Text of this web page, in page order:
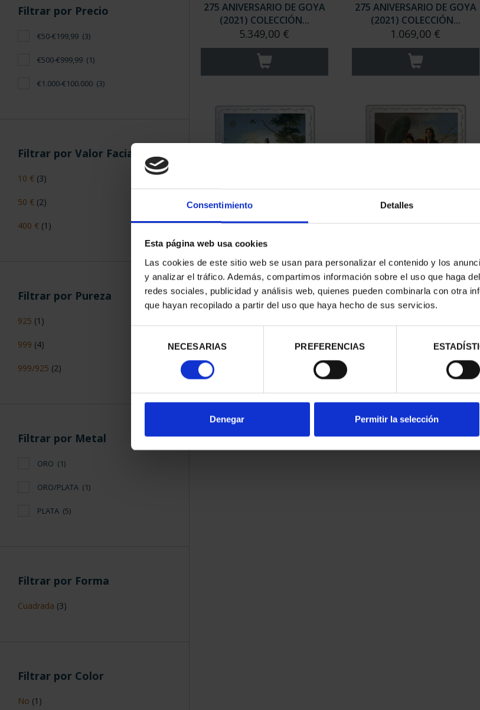
Consentimiento Detalles
Esta página web usa cookies
Las cookies de este sitio web se usan para personalizar el contenido y los
y analizar el tráfico. Además, compartimos información sobre el uso que haga
redes sociales, publicidad y análisis web, quienes pueden combinarla con otra
que hayan recopilado a partir del uso que haya hecho de sus servicios.
consentimiento
NECESARIAS PREFERENCIAS
Denegar Permitir la selección
Filtrar por Precio
€50-€199,99 (3)
€500-€999,99 (1)
€1.000-€100.000 (3)
Filtrar por Valor Facial
10 € (3)
50 € (2)
400 € (1)
Filtrar por Pureza
925 (1)
999 (4)
999/925 (2)
Filtrar por Metal
ORO (1)
ORO/PLATA (1)
PLATA (5)
Filtrar por Forma
Cuadrada (3)
Filtrar por Color
No (1)
275 ANIVERSARIO DE GOYA
(2021) COLECCIÓN...
5.349,00 €
275 ANIVERSARIO DE GOYA
(2021) COLECCIÓN...
1.069,00 €
275 ANIVERSARIO DE GOYA
153,00 €
275 ANIVERSARIO DE GOYA
ORDENAR POR: